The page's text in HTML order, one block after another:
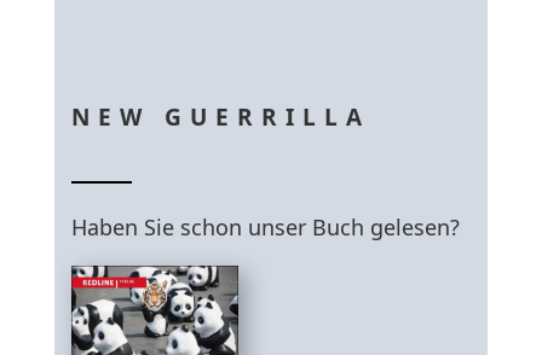
NEW GUERRILLA
Haben Sie schon unser Buch gelesen?